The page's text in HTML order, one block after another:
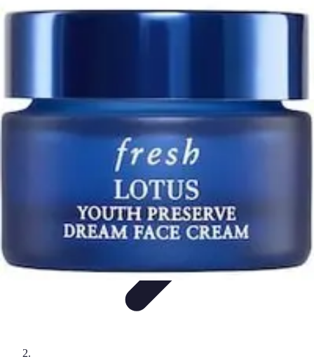
Astuces Anti Stress
Astuces Naturelles
Astuces PratiquesMéditation et